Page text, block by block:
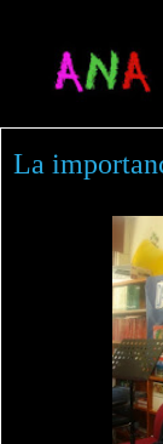
La